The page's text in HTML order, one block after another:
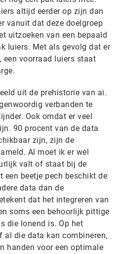
altijd eerder op zijn dan
vanuit dat deze doelgroep
uitzoeken van een bepaald
luiers. Met als gevolg dat er
een voorraad luiers staat
uit de prehistorie van ai.
verbanden te
Ook omdat er veel
90 procent van de data
zijn, zijn de
Al moet ik er wel
valt of staat bij de
beetje pech beschikt de
data dan de
dat het integreren van
soms een behoorlijk pittige
die lonend is. Op het
al die data kan combineren,
handen voor een optimale